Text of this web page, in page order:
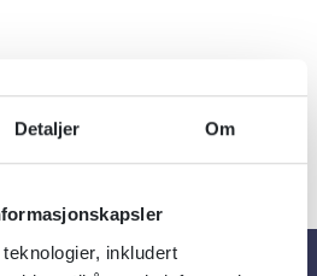
Detaljer Om
inkludert
45 48